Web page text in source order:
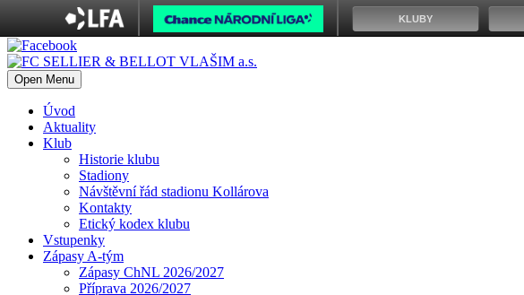
Open Menu
Úvod
Aktuality
Klub
Historie klubu
Stadiony
Návštěvní řád stadionu Kollárova
Kontakty
Etický kodex klubu
Vstupenky
Zápasy A-tým
Zápasy ChNL 2026/2027
Příprava 2026/2027
KLUBY